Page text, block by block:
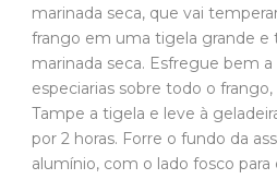
marinada seca, que vai
frango em uma tigela grande e
marinada seca. Esfregue bem
especiarias sobre todo o
Tampe a tigela e leve à
por 2 horas. Forre o fundo da
alumínio, com o lado fosco para